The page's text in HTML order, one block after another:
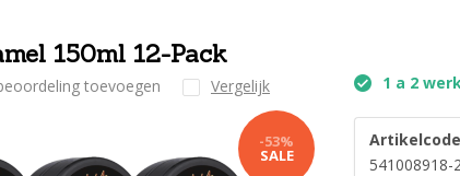
150ml 12-Pack
toevoegen Vergelijk
-53%
SALE
1 a 2
541008918-